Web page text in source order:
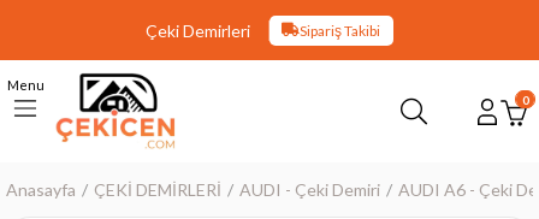
Çeki Demirleri Sipariş Takibi
Menu
0
Anasayfa ÇEKİ DEMİRLERİ AUDI - Çeki Demiri AUDI A6 - Çeki